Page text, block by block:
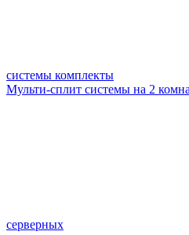
системы комплекты
Мульти-сплит системы на 2
серверных